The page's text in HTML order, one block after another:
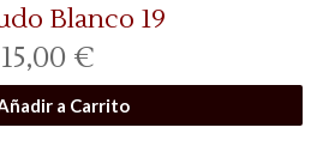
Blanco 19
15,00 €
a Carrito